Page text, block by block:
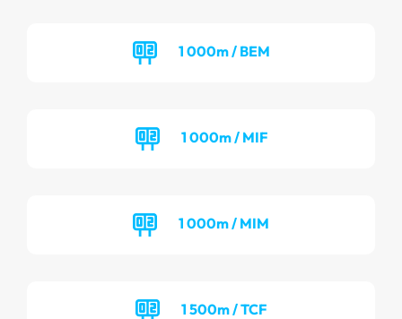
1 000m / BEM
1 000m / MIF
1 000m / MIM
1 500m / TCF